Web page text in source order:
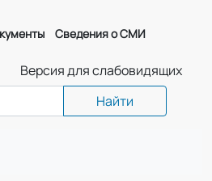
Сведения о СМИ
Версия для слабовидящих
Найти